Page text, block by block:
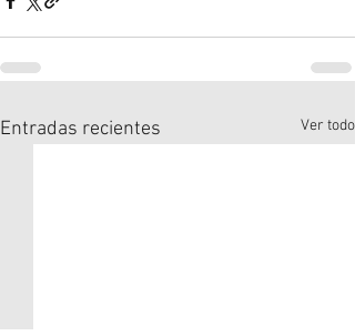
Entradas recientes Ver todo